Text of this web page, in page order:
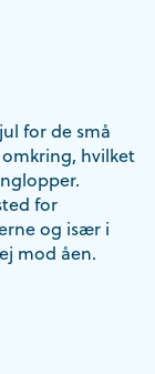
for de små
hvilket
for
og især i
mod åen.